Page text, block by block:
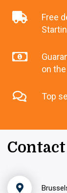
Free
on
Top